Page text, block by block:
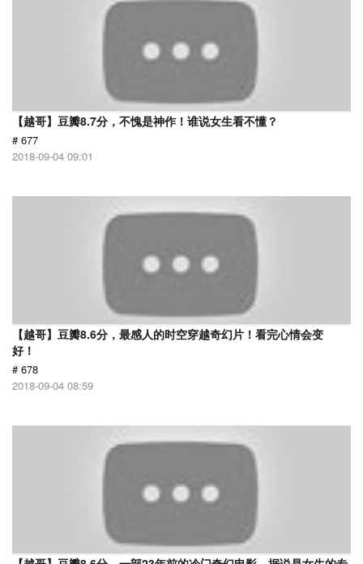
【越哥】豆瓣8.7分，不愧是神作！谁说女生看不懂？
# 677
2018-09-04 09:01
【越哥】豆瓣8.6分，最感人的时空穿越奇幻片！看完心情会变
好！
# 678
2018-09-04 08:59